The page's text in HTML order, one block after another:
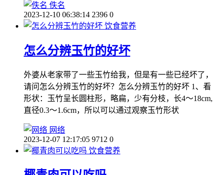
佚名
2023-12-10 06:38:14 2396 0
饮食营养
怎么分辨玉竹的好坏
外婆从老家带了一些玉竹给我，但是有一些已经坏了，
请问怎么分辨玉竹的好坏？怎么分辨玉竹的好坏 1、看
形状：玉竹呈长圆柱形，略扁，少有分枝，长4～18cm,
直径0.3～1.6cm，所以可以通过观察玉竹形状
网络
2023-12-07 12:17:05 9712 0
饮食营养